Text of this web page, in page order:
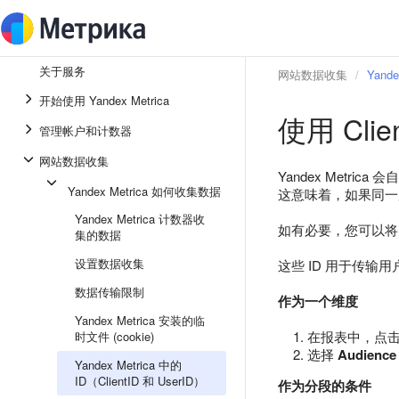
关于服务
开始使用 Yandex Metrica
管理帐户和计数器
网站数据收集
Yandex Metrica 如何收集数据
Yandex Metrica 计数器收
集的数据
设置数据收集
数据传输限制
Yandex Metrica 安装的临
时文件 (cookie)
Yandex Metrica 中的
ID（ClientID 和 UserID）
网站数据收集
使用
Yandex Metrica 会
这意味着，如果同
如有必要，您可以
这些 ID 用于传输用
作为一个维度
在报表中，点
选择 Audience
作为分段的条件